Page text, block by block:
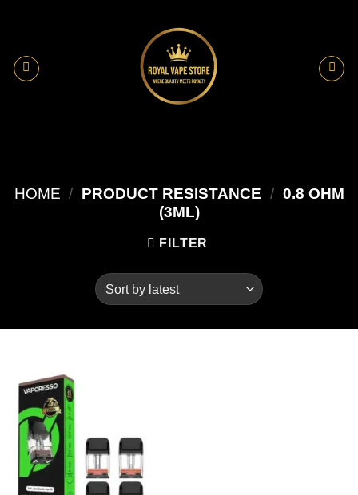
HOME / PRODUCT RESISTANCE / 0.8 OHM
(3ML)
FILTER